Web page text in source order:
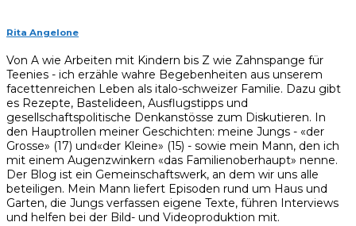
Rita Angelone
Von A wie Arbeiten mit Kindern bis Z wie Zahnspange für
Teenies - ich erzähle wahre Begebenheiten aus unserem
facettenreichen Leben als italo-schweizer Familie. Dazu gibt
es Rezepte, Bastelideen, Ausflugstipps und
gesellschaftspolitische Denkanstösse zum Diskutieren. In
den Hauptrollen meiner Geschichten: meine Jungs - «der
Grosse» (17) und«der Kleine» (15) - sowie mein Mann, den ich
mit einem Augenzwinkern «das Familienoberhaupt» nenne.
Der Blog ist ein Gemeinschaftswerk, an dem wir uns alle
beteiligen. Mein Mann liefert Episoden rund um Haus und
Garten, die Jungs verfassen eigene Texte, führen Interviews
und helfen bei der Bild- und Videoproduktion mit.